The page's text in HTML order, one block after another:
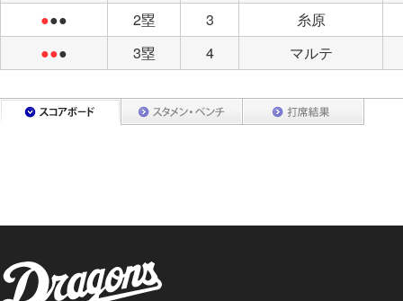
●●● 2塁 3
糸原
●●● 3塁 4 マルテ